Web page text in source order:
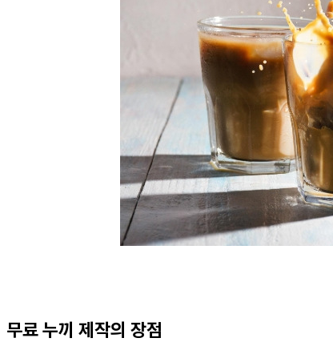
무료 누끼 제작의 장점